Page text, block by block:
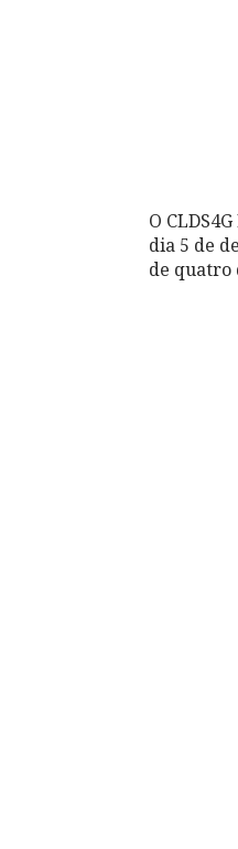
O
dia 5 de
de quatro